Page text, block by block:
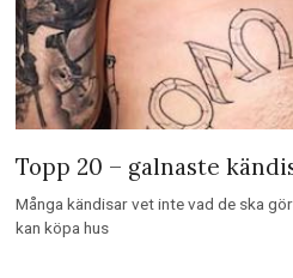
Topp 20 – galnaste
Många kändisar vet inte vad de ska
kan köpa hus